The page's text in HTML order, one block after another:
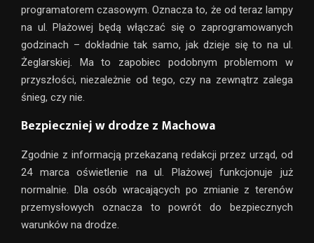
programatorem czasowym. Oznacza to, że od teraz lampy
na ul. Plażowej będą włączać się o zaprogramowanych
godzinach – dokładnie tak samo, jak dzieje się to na ul.
Żeglarskiej. Ma to zapobiec podobnym problemom w
przyszłości, niezależnie od tego, czy na zewnątrz zalega
śnieg, czy nie.
Bezpieczniej w drodze z Machowa
Zgodnie z informacją przekazaną redakcji przez urząd, od
24 marca oświetlenie na ul. Plażowej funkcjonuje już
normalnie. Dla osób wracających po zmianie z terenów
przemysłowych oznacza to powrót do bezpiecznych
warunków na drodze.